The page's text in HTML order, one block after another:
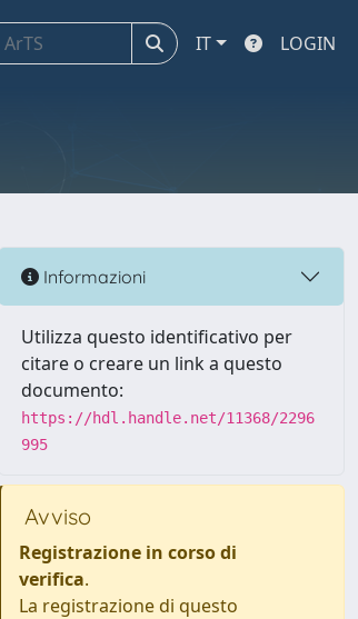
IT LOGIN
Informazioni
Utilizza questo identificativo per
citare o creare un link a questo
documento:
https://hdl.handle.net/11368/2296
995
Avviso
Registrazione in corso di
verifica.
La registrazione di questo